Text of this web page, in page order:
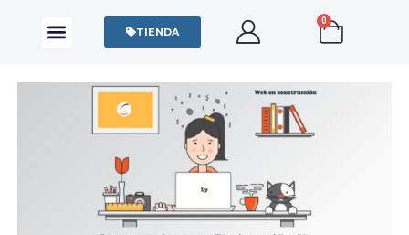
TIENDA
0